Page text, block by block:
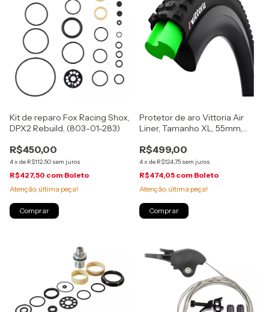
Kit de reparo Fox Racing Shox,
DPX2 Rebuild, (803-01-283)
R$450,00
4x de R$112,50 sem juros
R$427,50 com Boleto
Atenção, última peça!
Protetor de aro Vittoria Air
Liner, Tamanho XL, 55mm,
R$499,00
4x de R$124,75 sem juros
R$474,05 com Boleto
Atenção, última peça!